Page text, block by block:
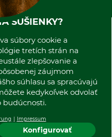
Kolektív GRUBE
Naše pobočky v Európe
SUŠIENKY?
súbory cookie a
tretích strán na
zlepšovanie a
záujmom
súhlasu sa spracúvajú
kedykoľvek odvolať
budúcnosti.
Impressum
Konfigurovať